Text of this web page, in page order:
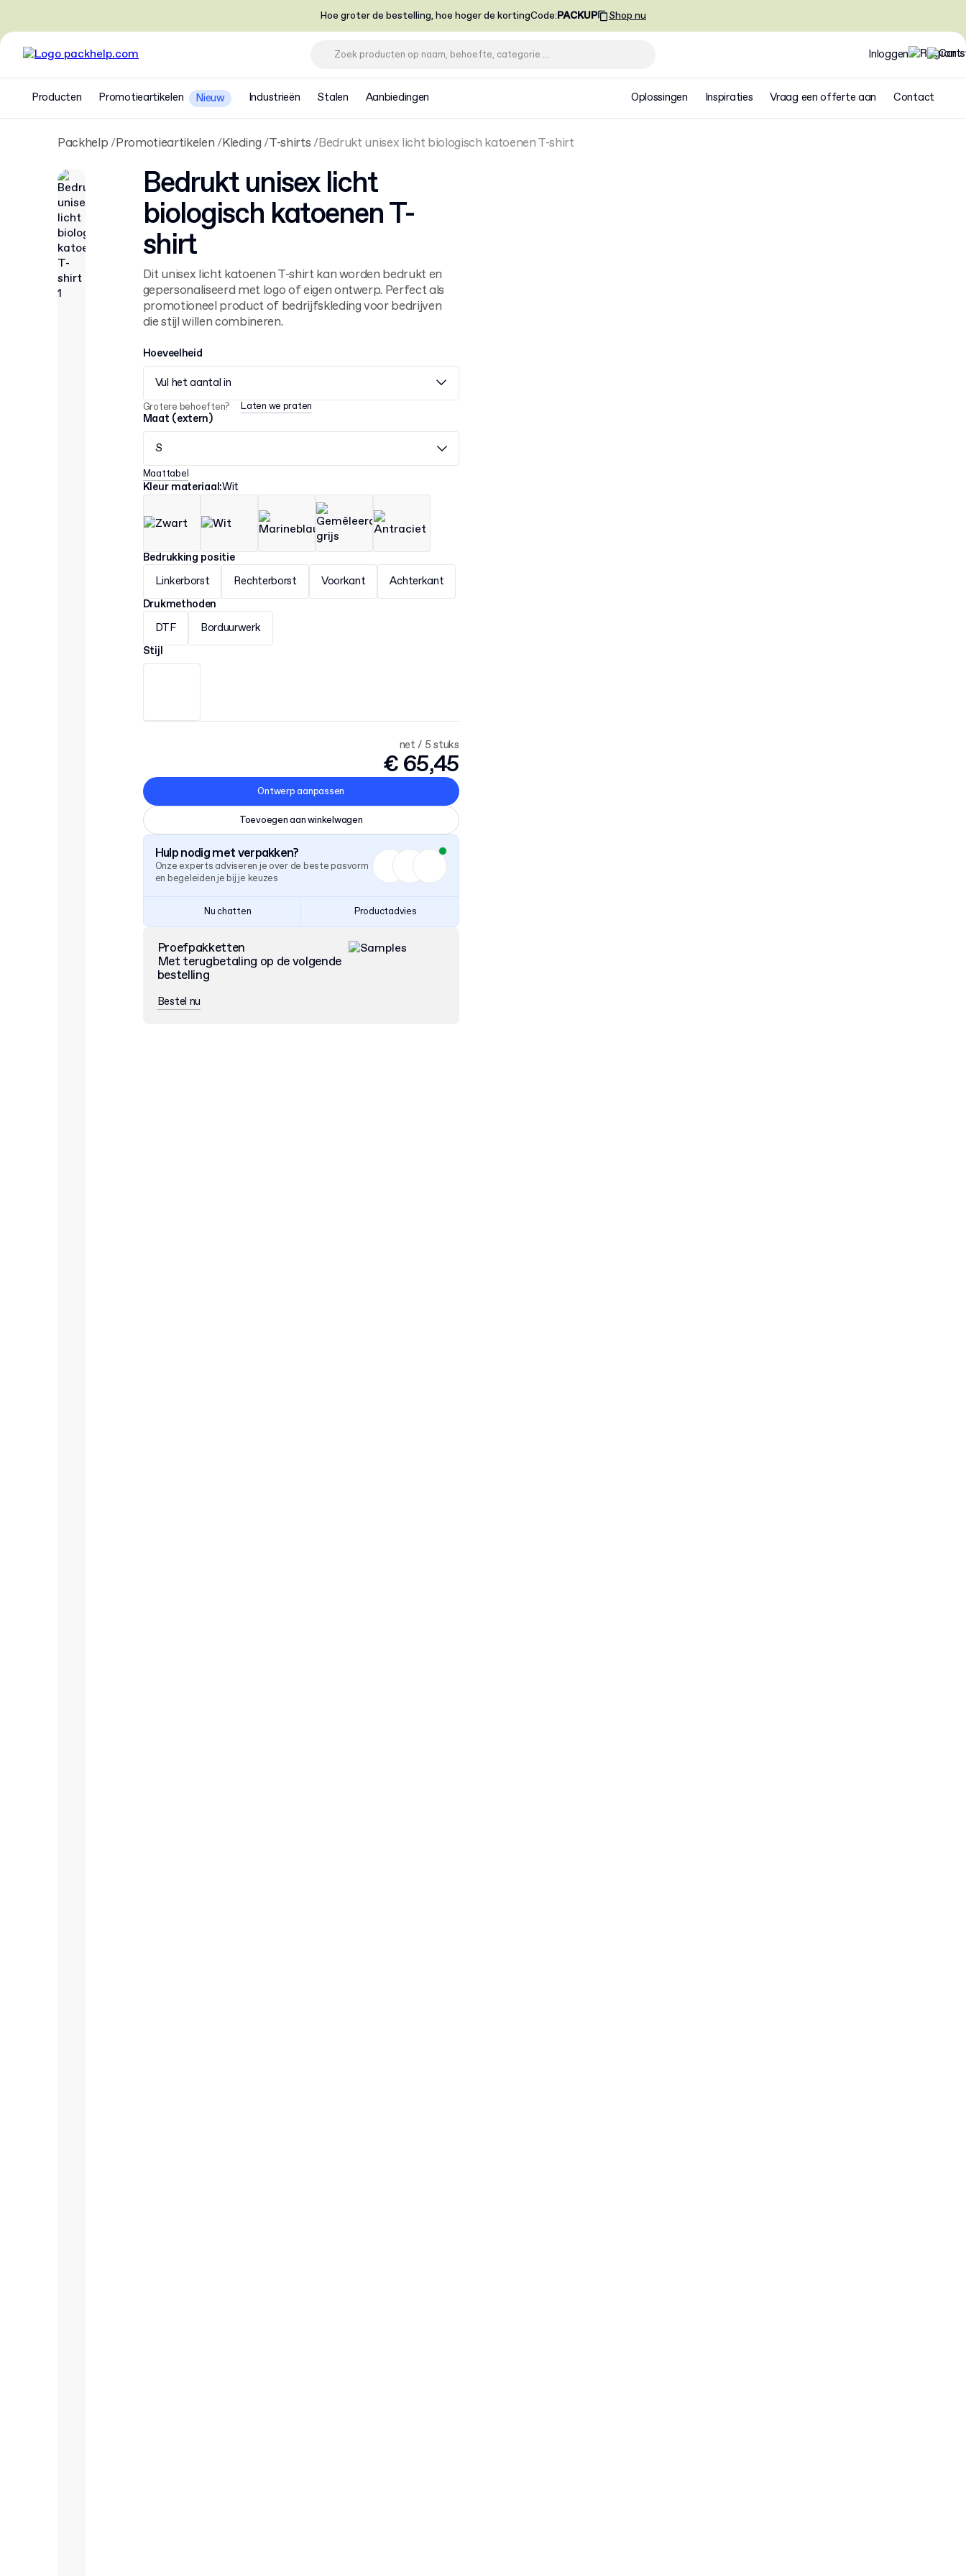
Hoe groter de bestelling, hoe hoger de kortingCode:PACKUP Shop nu
Inloggen
Producten Promotieartikelen Nieuw Industrieën Stalen Aanbiedingen Oplossingen Inspiraties Vraag een offerte aan Contact
Packhelp Promotieartikelen Kleding T-shirts Bedrukt unisex licht biologisch katoenen T-shirt
Bedrukt unisex licht
biologisch katoenen T-
shirt
Dit unisex licht katoenen T-shirt kan worden bedrukt en
gepersonaliseerd met logo of eigen ontwerp. Perfect als
promotioneel product of bedrijfskleding voor bedrijven
die stijl willen combineren.
Hoeveelheid
Vul het aantal in
Grotere behoeften? Laten we praten
Maat (extern)
S
Maattabel
Kleur materiaal:Wit
Bedrukking positie
Linkerborst
Rechterborst Voorkant
Achterkant
Drukmethoden
DTF
Borduurwerk
Stijl
net / 5 stuks
€ 65,45
Ontwerp aanpassen
Toevoegen aan winkelwagen
Hulp nodig met verpakken?
Onze experts adviseren je over de beste pasvorm
en begeleiden je bij je keuzes
Nu chatten Productadvies
Proefpakketten
Met terugbetaling op de volgende
bestelling
Bestel nu